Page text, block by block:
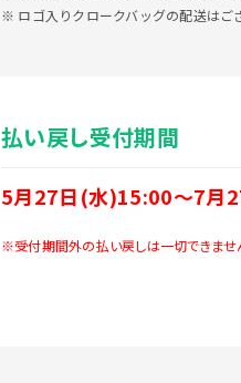
ロゴ入りクロークバッグの配送はご
払い戻し受付期間
5月27日(水)15:00～7月
※受付期間外の払い戻しは一切できませ